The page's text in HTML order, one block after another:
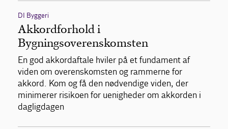
DI Byggeri
Akkordforhold i
Bygningsoverenskomsten
En god akkordaftale hviler på et fundament af
viden om overenskomsten og rammerne for
akkord. Kom og få den nødvendige viden, der
minimerer risikoen for uenigheder om akkorden i
dagligdagen